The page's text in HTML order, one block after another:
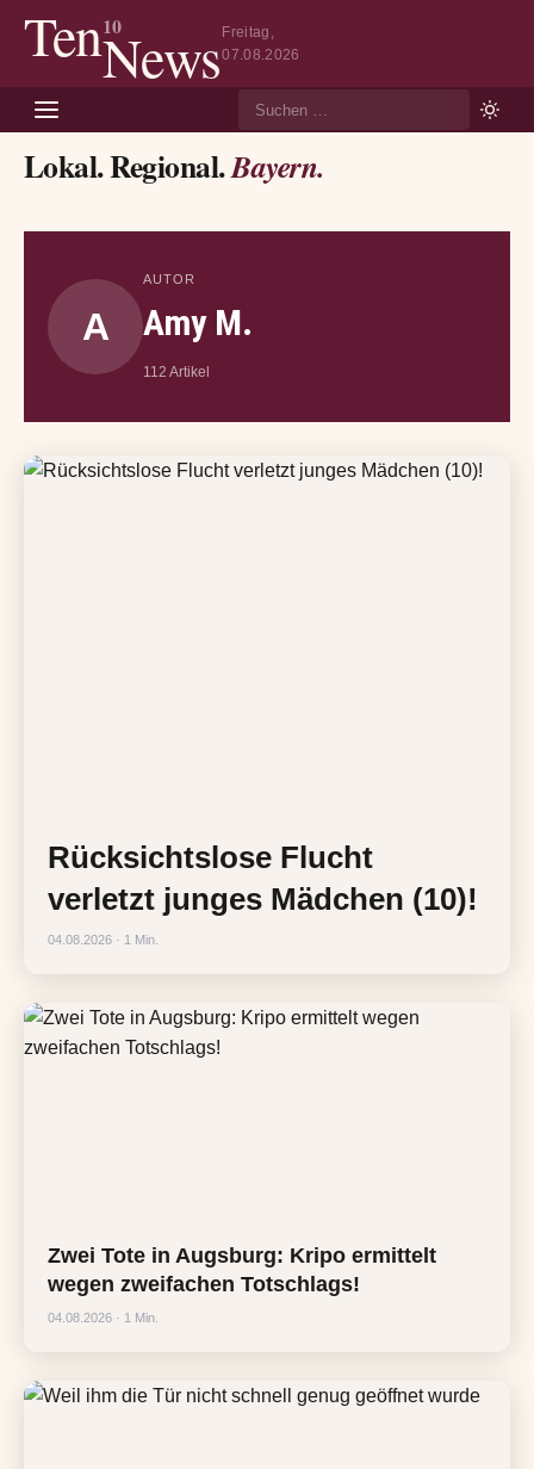
Ten10
NewsFreitag,
07.08.2026
Lokal. Regional.Bayern.
A
AUTOR
Amy M.
112 Artikel
Rücksichtslose Flucht
verletzt junges Mädchen (10)!
04.08.2026 · 1 Min.
Zwei Tote in Augsburg: Kripo ermittelt
wegen zweifachen Totschlags!
04.08.2026 · 1 Min.